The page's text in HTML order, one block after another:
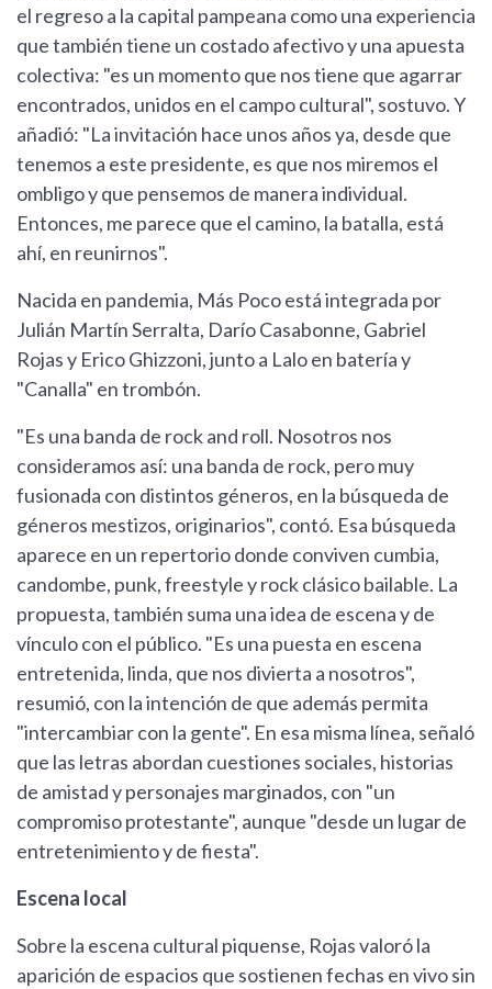
el regreso a la capital pampeana como una experiencia
que también tiene un costado afectivo y una apuesta
colectiva: "es un momento que nos tiene que agarrar
encontrados, unidos en el campo cultural", sostuvo. Y
añadió: "La invitación hace unos años ya, desde que
tenemos a este presidente, es que nos miremos el
ombligo y que pensemos de manera individual.
Entonces, me parece que el camino, la batalla, está
ahí, en reunirnos".
Nacida en pandemia, Más Poco está integrada por
Julián Martín Serralta, Darío Casabonne, Gabriel
Rojas y Erico Ghizzoni, junto a Lalo en batería y
"Canalla" en trombón.
"Es una banda de rock and roll. Nosotros nos
consideramos así: una banda de rock, pero muy
fusionada con distintos géneros, en la búsqueda de
géneros mestizos, originarios", contó. Esa búsqueda
aparece en un repertorio donde conviven cumbia,
candombe, punk, freestyle y rock clásico bailable. La
propuesta, también suma una idea de escena y de
vínculo con el público. "Es una puesta en escena
entretenida, linda, que nos divierta a nosotros",
resumió, con la intención de que además permita
"intercambiar con la gente". En esa misma línea, señaló
que las letras abordan cuestiones sociales, historias
de amistad y personajes marginados, con "un
compromiso protestante", aunque "desde un lugar de
entretenimiento y de fiesta".
Escena local
Sobre la escena cultural piquense, Rojas valoró la
aparición de espacios que sostienen fechas en vivo sin